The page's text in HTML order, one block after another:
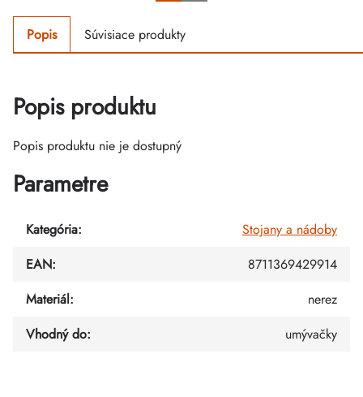
Popis Súvisiace produkty
Popis produktu
Popis produktu nie je dostupný
Parametre
Kategória:
Stojany a nádoby
EAN:
8711369429914
Materiál:
nerez
Vhodný do: umývačky